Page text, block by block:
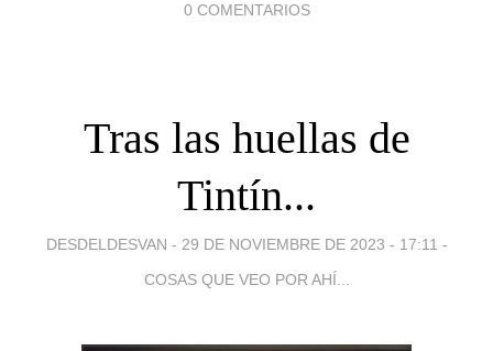
0 COMENTARIOS
Tras las huellas de
Tintín...
DESDELDESVAN - 29 DE NOVIEMBRE DE 2023 - 17:11 -
COSAS QUE VEO POR AHÍ...